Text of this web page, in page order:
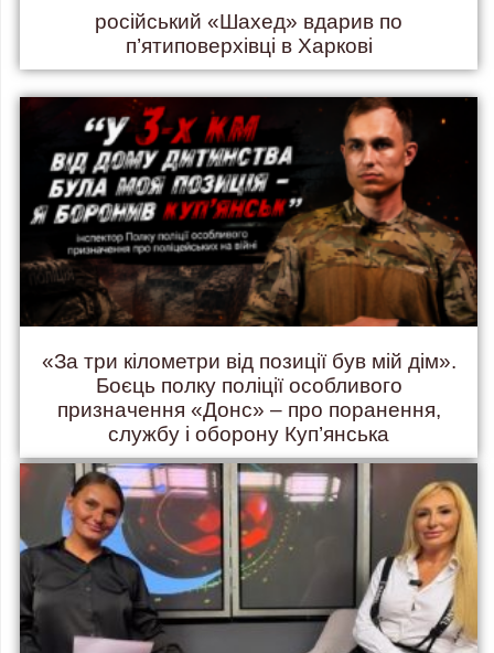
російський «Шахед» вдарив по
п’ятиповерхівці в Харкові
«За три кілометри від позиції був мій дім».
Боєць полку поліції особливого
призначення «Донс» – про поранення,
службу і оборону Куп’янська